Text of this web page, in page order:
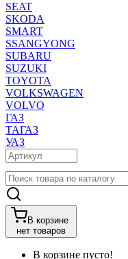
SEAT
SKODA
SMART
SSANGYONG
SUBARU
SUZUKI
TOYOTA
VOLKSWAGEN
VOLVO
ГАЗ
ТАГАЗ
УАЗ
В корзине
нет товаров
В корзине пусто!